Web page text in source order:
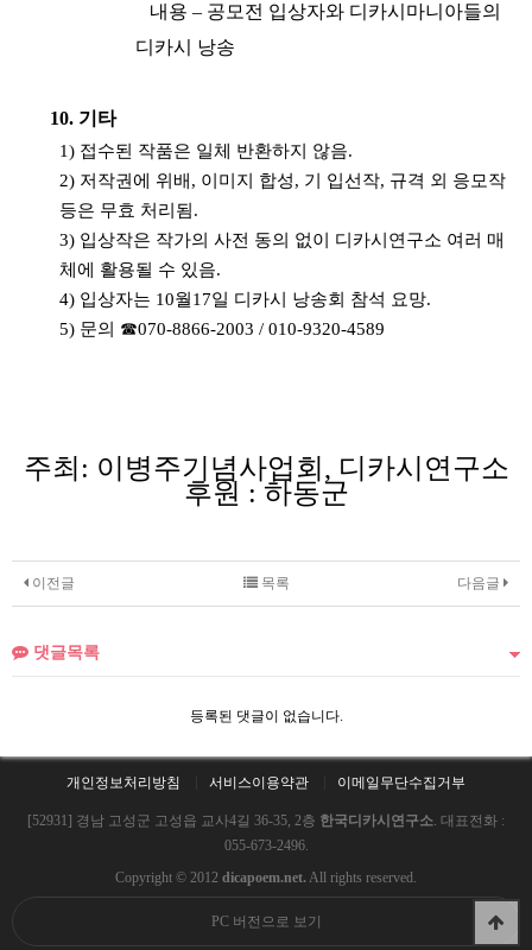
내용 – 공모전 입상자와 디카시마니아들의
디카시 낭송
10. 기타
1) 접수된 작품은 일체 반환하지 않음.
2) 저작권에 위배 , 이미지 합성, 기 입선작, 규격 외 응모작
등은 무효 처리됨.
3) 입상작은 작가의 사전 동의 없이 디카시연구소 여러 매
체에 활용될 수 있음.
4) 입상자는 10월17일 디카시 낭송회 참석 요망.
5) 문의 ☎070-8866-2003 / 010-9320-4589
주최 : 이병주기념사업회 , 디카시연구소
후원 :하동군
이전글 다음글
목록
댓글목록
등록된 댓글이 없습니다.
개인정보처리방침 서비스이용약관 이메일무단수집거부
[52931] 경남 고성군 고성읍 교사4길 36-35, 2층 한국디카시연구소. 대표전화 :
055-673-2496.
Copyright © 2012 dicapoem.net. All rights reserved.
PC 버전으로 보기